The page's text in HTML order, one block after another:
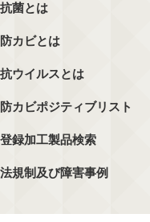
抗菌とは
防カビとは
抗ウイルスとは
防カビポジティブリスト
登録加工製品検索
法規制及び障害事例